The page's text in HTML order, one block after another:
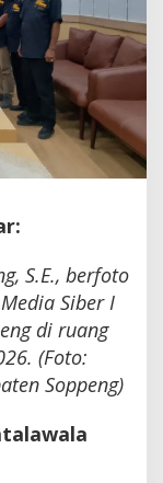
S.E., berfoto
Siber I
di ruang
(Foto:
Soppeng)